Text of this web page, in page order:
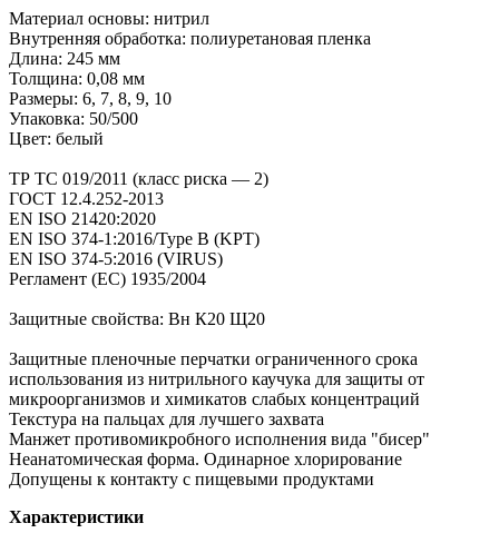
Материал основы: нитрил
Внутренняя обработка: полиуретановая пленка
Длина: 245 мм
Толщина: 0,08 мм
Размеры: 6, 7, 8, 9, 10
Упаковка: 50/500
Цвет: белый
ТР ТС 019/2011 (класс риска — 2)
ГОСТ 12.4.252-2013
EN ISO 21420:2020
EN ISO 374-1:2016/Type B (KPT)
EN ISO 374-5:2016 (VIRUS)
Регламент (ЕС) 1935/2004
Защитные свойства: Вн К20 Щ20
Защитные пленочные перчатки ограниченного срока
использования из нитрильного каучука для защиты от
микроорганизмов и химикатов слабых концентраций
Текстура на пальцах для лучшего захвата
Манжет противомикробного исполнения вида "бисер"
Неанатомическая форма. Одинарное хлорирование
Допущены к контакту с пищевыми продуктами
Характеристики